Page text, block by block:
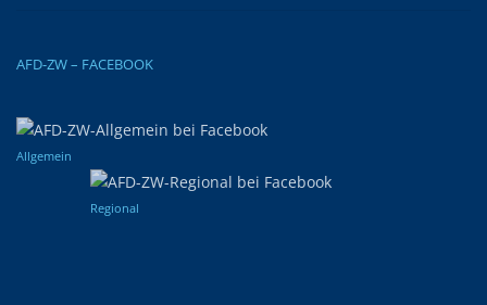
AFD-ZW – FACEBOOK
Allgemein
Regional